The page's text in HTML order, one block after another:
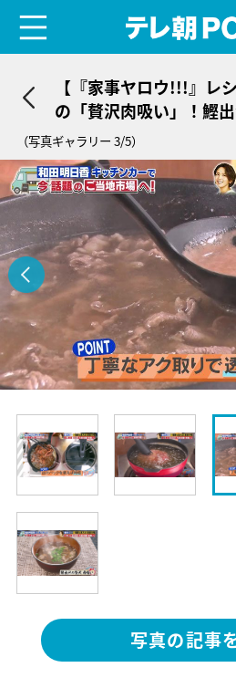
【『家事ヤロウ!!!』レ
の「贅沢肉吸い」！鰹
品
（写真ギャラリー 3/5）
写真の記事